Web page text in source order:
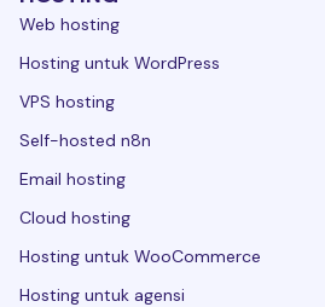
Web hosting
Hosting untuk WordPress
VPS hosting
Self-hosted n8n
Email hosting
Cloud hosting
Hosting untuk WooCommerce
Hosting untuk agensi